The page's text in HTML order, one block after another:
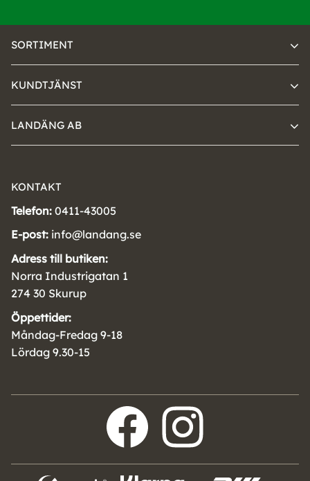
SORTIMENT
KUNDTJÄNST
LANDÄNG AB
KONTAKT
Telefon: 0411-43005
E-post: info@landang.se
Adress till butiken:
Norra Industrigatan 1
274 30 Skurup
Öppettider:
Måndag-Fredag 9-18
Lördag 9.30-15